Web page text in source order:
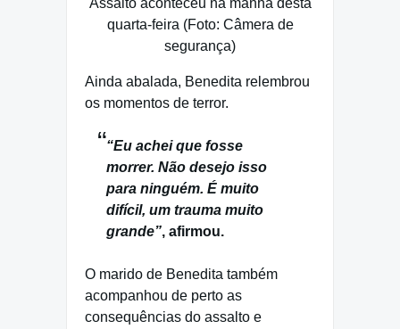
quarta-feira (Foto: Câmera de
segurança)
Ainda abalada, Benedita relembrou
os momentos de terror.
“Eu achei que fosse
morrer. Não desejo isso
para ninguém. É muito
difícil, um trauma muito
grande”, afirmou.
O marido de Benedita também
acompanhou de perto as
consequências do assalto e